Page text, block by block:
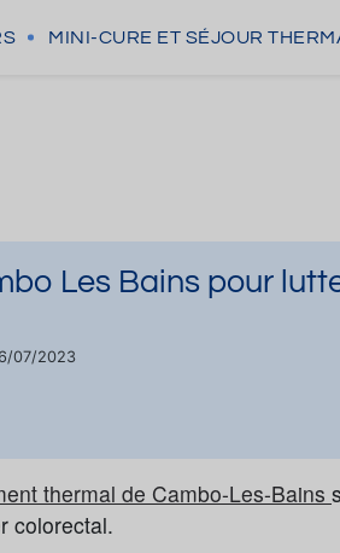
MINI-CURE ET SÉJOUR
Les Bains pour
07/2023
thermal de Cambo-Les-Bains
colorectal.